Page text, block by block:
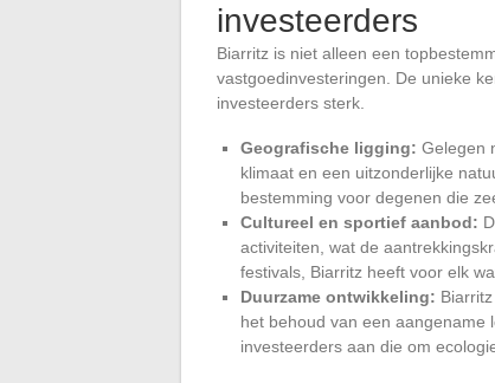
investeerders
Biarritz is niet alleen een
vastgoedinvesteringen. De unieke
investeerders sterk.
Geografische ligging: Gelegen
klimaat en een uitzonderlijke
bestemming voor degenen die
Cultureel en sportief aanbod:
activiteiten, wat de
festivals, Biarritz heeft voor elk
Duurzame ontwikkeling:
het behoud van een aangename
investeerders aan die om